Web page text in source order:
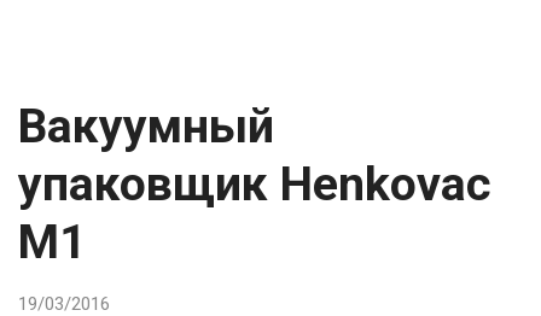
Вакуумный
упаковщик Henkovac
M1
19/03/2016